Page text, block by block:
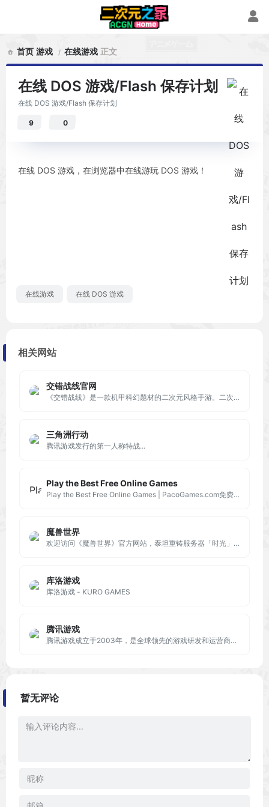
首页 游戏 在线游戏 正文
在线 DOS 游戏/Flash 保存计划
在线 DOS 游戏/Flash 保存计划
9 0
在线 DOS 游戏，在浏览器中在线游玩 DOS 游戏！
在线游戏 在线 DOS 游戏
相关网站
交错战线官网
《交错战线》是一款机甲科幻题材的二次元风格手游。二次元美少女机甲策略RPG!
三角洲行动
腾讯游戏发行的第一人称特战...
Play the Best Free Online Games
Play the Best Free Online Games | PacoGames.com免费在线玩游戏网站pacogames
魔兽世界
欢迎访问《魔兽世界》官方网站，泰坦重铸服务器「时光」现已开放预约！三大史诗版本共存，乱序开放！现在参与预约活动可以获得传家宝等开服豪华奖励！
库洛游戏
库洛游戏 - KURO GAMES
腾讯游戏
腾讯游戏成立于2003年，是全球领先的游戏研发和运营商。作为“超级数字场景”理念的倡导者和实践者，腾讯游戏致力于为用户创造高品质数字生活体验，为产业和社会发展创造更多建设性的价值。
暂无评论